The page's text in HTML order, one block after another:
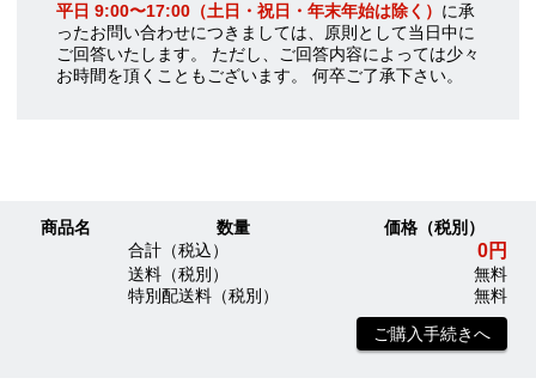
平日 9:00〜17:00（土日・祝日・年末年始は除く） に承
ったお問い合わせにつきましては、原則として当日中に
ご回答いたします。 ただし、ご回答内容によっては少々
お時間を頂くこともございます。 何卒ご了承下さい。
商品名 数量
価格（税別）
合計（税込）
0円
送料（税別）
無料
特別配送料（税別）
無料
ご購入手続きへ